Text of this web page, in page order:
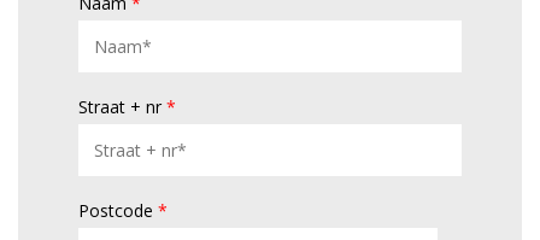
Straat + nr*
Postcode*